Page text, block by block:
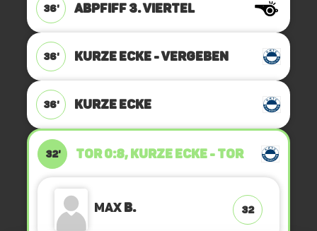
36' ABPFIFF 3. Viertel
36' KURZE ECKE - VERGEBEN
36' KURZE ECKE
32' TOR 0:8, KURZE ECKE - TOR
MaxB. 32